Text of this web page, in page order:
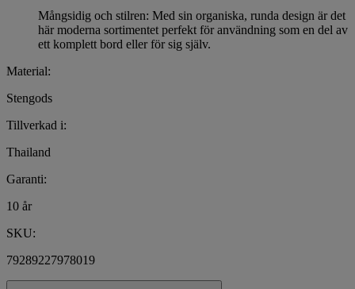
Mångsidig och stilren: Med sin organiska, runda design är det
här moderna sortimentet perfekt för användning som en del av
ett komplett bord eller för sig själv.
Material:
Stengods
Tillverkad i:
Thailand
Garanti:
10 år
SKU:
79289227978019